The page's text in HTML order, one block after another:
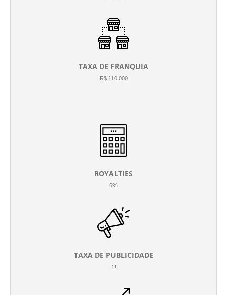
TAXA DE FRANQUIA
R$ 110.000
ROYALTIES
6%
TAXA DE PUBLICIDADE
1!